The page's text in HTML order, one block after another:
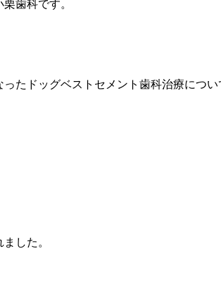
歯科です。
ったドッグベストセメント歯科治療につ
した。